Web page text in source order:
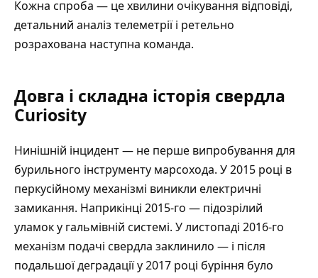
Кожна спроба — це хвилини очікування відповіді,
детальний аналіз телеметрії і ретельно
розрахована наступна команда.
Довга і складна історія свердла
Curiosity
Нинішній інцидент — не перше випробування для
бурильного інструменту марсохода. У 2015 році в
перкусійному механізмі виникли електричні
замикання. Наприкінці 2015-го — підозрілий
уламок у гальмівній системі. У листопаді 2016-го
механізм подачі свердла заклинило — і після
подальшої деградації у 2017 році буріння було